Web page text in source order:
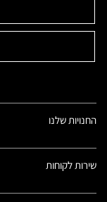
החנויות שלנו
שירות לקוחות